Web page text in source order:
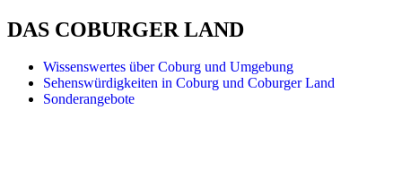
DAS COBURGER LAND
Wissenswertes über Coburg und Umgebung
Sehenswürdigkeiten in Coburg und Coburger Land
Sonderangebote